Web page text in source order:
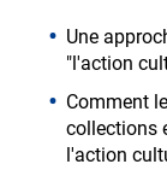
Une
"l'action
Comment
collections
l'action